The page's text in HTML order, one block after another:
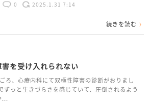
0 2025.1.31 7:14
続きを読む
害を受け入れられない
ろ、心療内科にて双極性障害の診断がおりまし
ずっと生きづらさを感じていて、圧倒されるよう
...